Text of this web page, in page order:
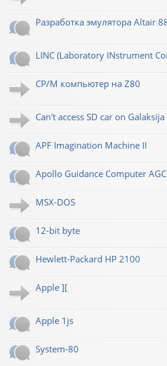
Разработка эмулятора Altair
LINC (Laboratory INstrument
CP/M компьютер на Z80
Can't access SD car on Galaksija
APF Imagination Machine II
Apollo Guidance Computer AGC
MSX-DOS
12-bit byte
Hewlett-Packard HP 2100
Apple ][
Apple 1js
System-80